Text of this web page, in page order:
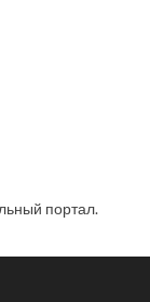
портал.